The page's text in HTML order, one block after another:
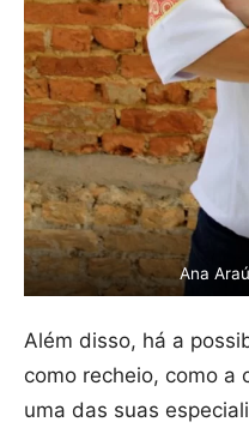
Ana
Além disso, há a
como recheio, como a
uma das suas